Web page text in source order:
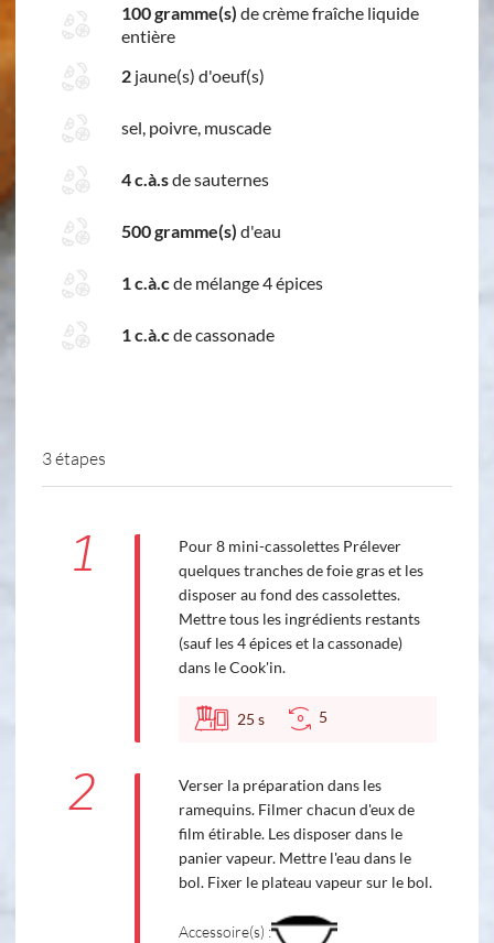
100 gramme(s) de crème fraîche liquide
entière
2 jaune(s) d'oeuf(s)
sel, poivre, muscade
4 c.à.sde sauternes
500 gramme(s) d'eau
1 c.à.cde mélange 4 épices
1 c.à.cde cassonade
3 étapes
1
Pour 8 mini-cassolettes Prélever
quelques tranches de foie gras et les
disposer au fond des cassolettes.
Mettre tous les ingrédients restants
(sauf les 4 épices et la cassonade)
dans le Cook'in.
25 s 5
2
Verser la préparation dans les
ramequins. Filmer chacun d'eux de
film étirable. Les disposer dans le
panier vapeur. Mettre l'eau dans le
bol. Fixer le plateau vapeur sur le bol.
Accessoire(s) :